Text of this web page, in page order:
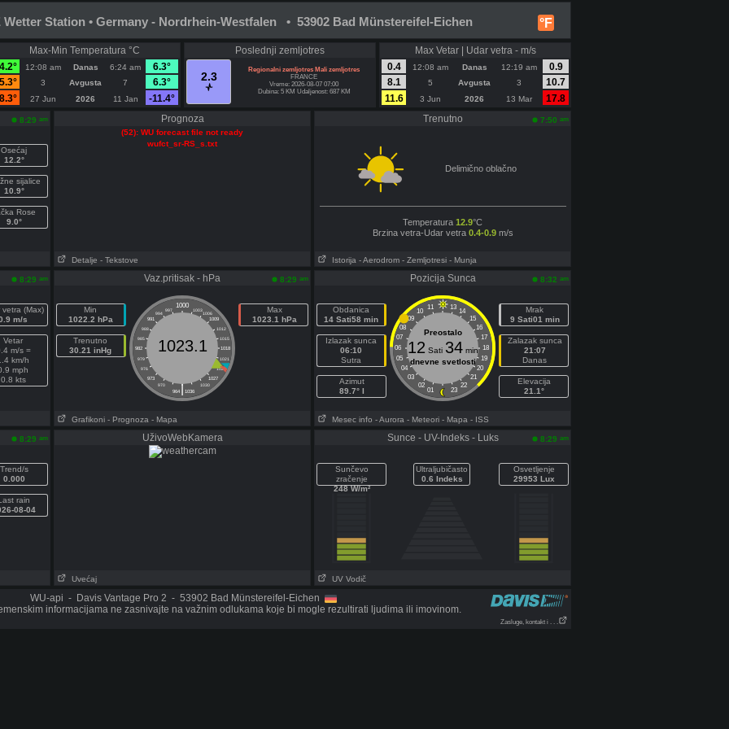
°F
Wetter Station • Germany - Nordrhein-Westfalen • 53902 Bad Münstereifel-Eichen
Max-Min Temperatura °C
12:08 am Danas 6:24 am
6.3°
3 Avgusta 7
6.3°
27 Jun 2026 11 Jan -11.4°
Poslednji zemljotres
2.3
Regionalni zemljotres Mali zemljotres
FRANCE
Vreme: 2026-08-07 07:00
Dubina: 5 KM Udaljenost: 687 KM
Max Vetar | Udar vetra - m/s
0.4
12:08 am Danas 12:19 am
0.9
8.1
5 Avgusta 3
10.7
11.6
3 Jun 2026 13 Mar
17.8
8:29 am
Osećaj
12.2°
sijalice
10.9°
Rose
9.0°
Prognoza
(52): WU forecast file not ready
wufct_sr-RS_s.txt
Detalje - Tekstove
Trenutno 7:50 am
Delimično oblačno
Temperatura 12.9°C
Brzina vetra-Udar vetra 0.4-0.9m/s
Istorija - Aerodrom - Zemljotresi - Munja
8:29 am
vetra (Max)
m/s
Vetar
m/s =
km/h
mph
0.8 kts
Vaz.pritisak - hPa 8:29 am
Min
1022.2 hPa
Trenutno
30.21 inHg
1000
997 1003
994
1006
991
1009
988
1012
985
1015
982
1018
979
1021
976
1024
973
1027
970
1030
|
964 1036
1023.1
Max
1023.1 hPa
Grafikoni - Prognoza - Mapa
Pozicija Sunca 8:32 am
Obdanica
14 Sati58 min
Izlazak sunca
06:10
Sutra
Azimut
89.7° I
11 13
10
14
09
15
08
16
07
17
06
18
05
19
04
20
03
21
02
22
01 23
Preostalo
12 Sati 34min
dnevne svetlosti
Mrak
9 Sati01 min
Zalazak sunca
21:07
Danas
Elevacija
21.1°
Mesec info - Aurora - Meteori - Mapa - ISS
8:29 am
Trend/s
0.000
rain
08-04
UživoWebKamera
Uvećaj
Sunce - UV-Indeks - Luks 8:29 am
Sunčevo
zračenje
248 W/m²
Ultraljubičasto
0.6 Indeks
Osvetljenje
29953 Lux
UV Vodič
WU-api - Davis Vantage Pro 2 - 53902 Bad Münstereifel-Eichen
informacijama ne zasnivajte na važnim odlukama koje bi mogle rezultirati ljudima ili imovinom.
Zasluge, kontakt i . . .